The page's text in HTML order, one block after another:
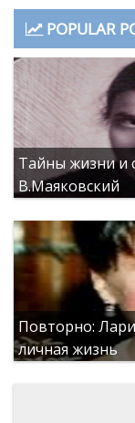
POPULAR
Тайны жизни и
В.Маяковский
Повторно:
личная жизнь